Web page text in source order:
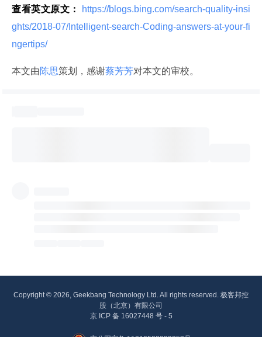
查看英文原文：
https://blogs.bing.com/search-quality-insi
ghts/2018-07/Intelligent-search-Coding-answers-at-your-fi
ngertips/
本文由陈思策划，感谢蔡芳芳对本文的审校。
Copyright © 2026, Geekbang Technology Ltd. All rights reserved. 极客邦控
股（北京）有限公司
京 ICP 备 16027448 号 - 5